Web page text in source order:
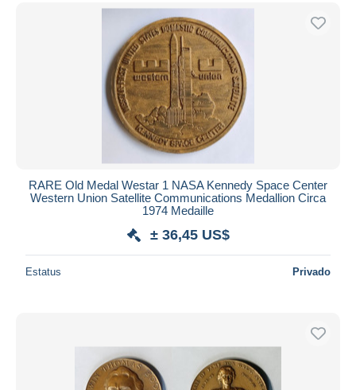
RARE Old Medal Westar 1 NASA Kennedy Space Center
Western Union Satellite Communications Medallion Circa
1974 Medaille
± 36,45 US$
Estatus Privado